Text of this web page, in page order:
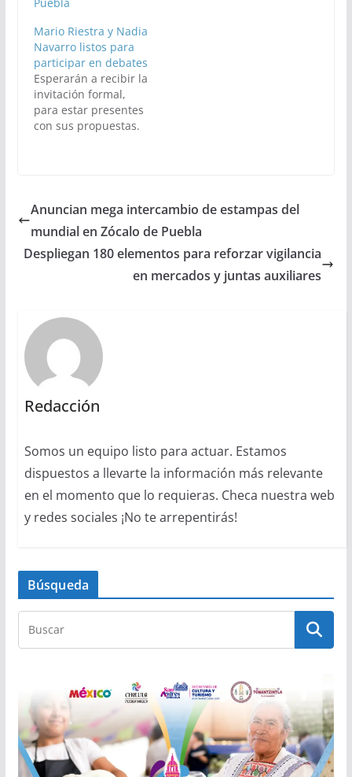
Puebla
Mario Riestra y Nadia
Navarro listos para
participar en debates
Esperarán a recibir la
invitación formal,
para estar presentes
con sus propuestas.
Anuncian mega intercambio de estampas del
mundial en Zócalo de Puebla
Despliegan 180 elementos para reforzar vigilancia
en mercados y juntas auxiliares
Redacción
Somos un equipo listo para actuar. Estamos
dispuestos a llevarte la información más relevante
en el momento que lo requieras. Checa nuestra web
y redes sociales ¡No te arrepentirás!
Búsqueda